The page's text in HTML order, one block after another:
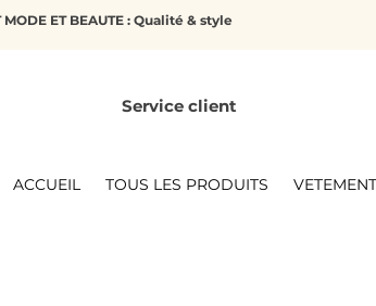
MODE ET BEAUTE : Qualité & style
Service client
ACCUEIL TOUS LES PRODUITS